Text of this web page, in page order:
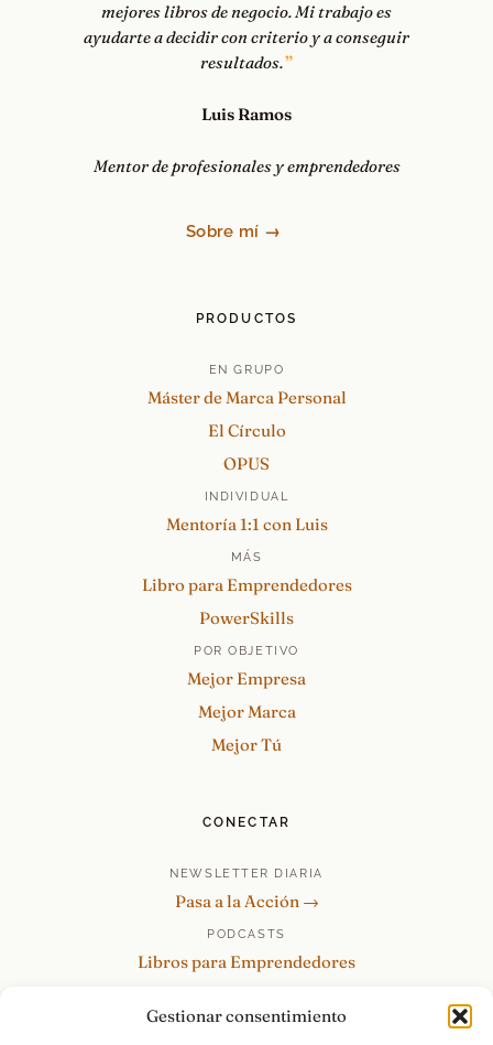
Gestionar consentimiento
mejores libros de negocio. Mi trabajo es
ayudarte a decidir con criterio y a conseguir
resultados.
Luis Ramos
Mentor de profesionales y emprendedores
Sobre mí →
PRODUCTOS
EN GRUPO
Máster de Marca Personal
El Círculo
OPUS
INDIVIDUAL
Mentoría 1:1 con Luis
MÁS
Libro para Emprendedores
PowerSkills
POR OBJETIVO
Mejor Empresa
Mejor Marca
Mejor Tú
CONECTAR
NEWSLETTER DIARIA
Pasa a la Acción →
PODCASTS
Libros para Emprendedores
re:Invéntate / PowerSkills